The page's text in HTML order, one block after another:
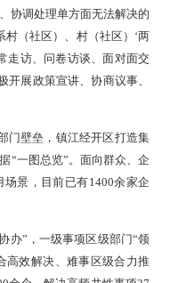
协调处理单方面无法解决的
（社区）、村（社区）‘两
走访、问卷访谈、面对面交
展政策宣讲、协商议事、
门壁垒，镇江经开区打造集
“一图总览”。面向群众、企
景，目前已有1400余家企
办”，一级事项区级部门“领
高效解决、难事区级合力推